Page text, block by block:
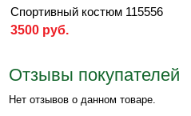
Спортивный костюм 115556
3500 руб.
Отзывы покупателей
Нет отзывов о данном товаре.